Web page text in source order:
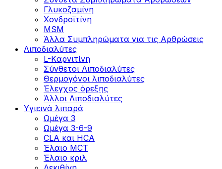
Γλυκοζαμίνη
Χονδροϊτίνη
MSM
Άλλα Συμπληρώματα για τις Αρθρώσεις
Λιποδιαλύτες
L-Kαρνιτίνη
Σύνθετοι Λιποδιαλύτες
Θερμογόνοι λιποδιαλύτες
Έλεγχος όρεξης
Άλλοι Λιποδιαλύτες
Υγιεινά λιπαρά
Ωμέγα 3
Ωμέγα 3-6-9
CLA και HCA
Έλαιο MCT
Έλαιο κριλ